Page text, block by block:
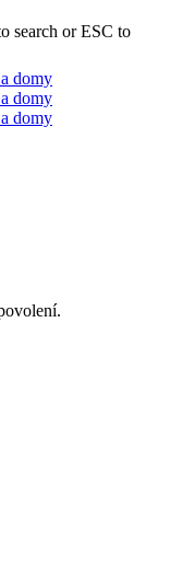
search or ESC to